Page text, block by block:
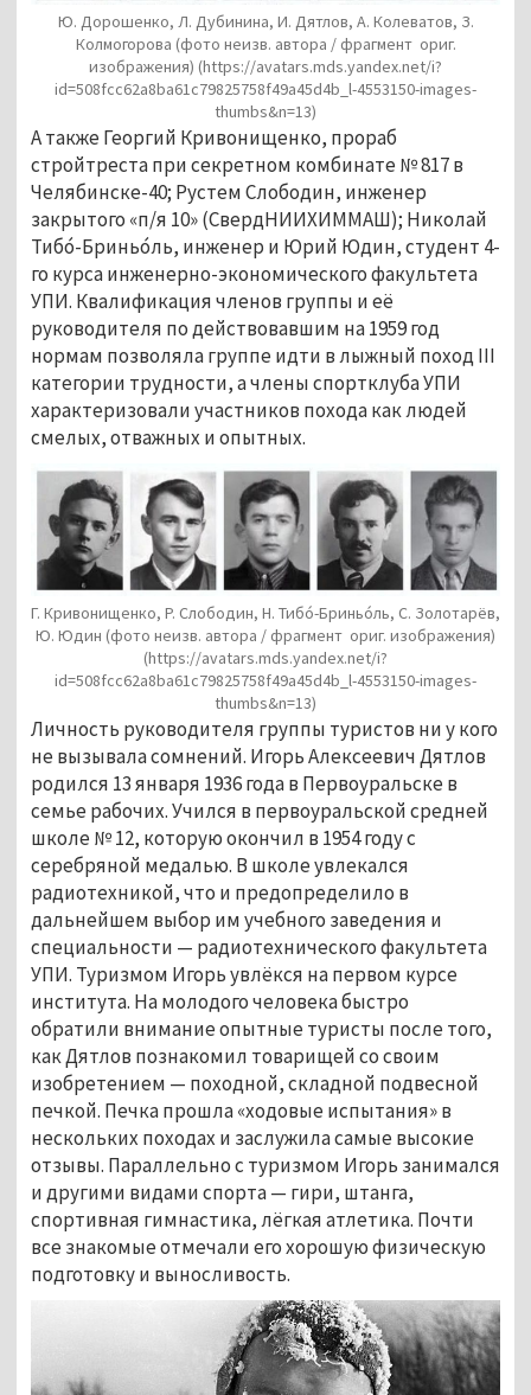
Ю. Дорошенко, Л. Дубинина, И. Дятлов, А. Колеватов, З.
Колмогорова (фото неизв. автора / фрагмент ориг.
изображения) (https://avatars.mds.yandex.net/i?
id=508fcc62a8ba61c79825758f49a45d4b_l-4553150-images-
thumbs&n=13)
А также Георгий Кривонищенко, прораб
стройтреста при секретном комбинате № 817 в
Челябинске-40; Рустем Слободин, инженер
закрытого «п/я 10» (СвердНИИХИММАШ); Николай
Тибо́-Бриньо́ль, инженер и Юрий Юдин, студент 4-
го курса инженерно-экономического факультета
УПИ. Квалификация членов группы и её
руководителя по действовавшим на 1959 год
нормам позволяла группе идти в лыжный поход III
категории трудности, а члены спортклуба УПИ
характеризовали участников похода как людей
смелых, отважных и опытных.
Г. Кривонищенко, Р. Слободин, Н. Тибо́-Бриньо́ль, С. Золотарёв,
Ю. Юдин (фото неизв. автора / фрагмент ориг. изображения)
(https://avatars.mds.yandex.net/i?
id=508fcc62a8ba61c79825758f49a45d4b_l-4553150-images-
thumbs&n=13)
Личность руководителя группы туристов ни у кого
не вызывала сомнений. Игорь Алексеевич Дятлов
родился 13 января 1936 года в Первоуральске в
семье рабочих. Учился в первоуральской средней
школе № 12, которую окончил в 1954 году с
серебряной медалью. В школе увлекался
радиотехникой, что и предопределило в
дальнейшем выбор им учебного заведения и
специальности — радиотехнического факультета
УПИ. Туризмом Игорь увлёкся на первом курсе
института. На молодого человека быстро
обратили внимание опытные туристы после того,
как Дятлов познакомил товарищей со своим
изобретением — походной, складной подвесной
печкой. Печка прошла «ходовые испытания» в
нескольких походах и заслужила самые высокие
отзывы. Параллельно с туризмом Игорь занимался
и другими видами спорта — гири, штанга,
спортивная гимнастика, лёгкая атлетика. Почти
все знакомые отмечали его хорошую физическую
подготовку и выносливость.